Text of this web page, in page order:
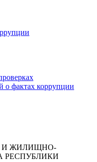
о фактах коррупции
И ЖИЛИЩНО-
РЕСПУБЛИКИ